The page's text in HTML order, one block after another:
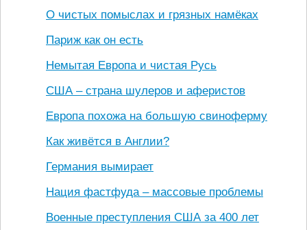
О чистых помыслах и грязных намёках
Париж как он есть
Немытая Европа и чистая Русь
США – страна шулеров и аферистов
Европа похожа на большую свиноферму
Как живётся в Англии?
Германия вымирает
Нация фастфуда – массовые проблемы
Военные преступления США за 400 лет